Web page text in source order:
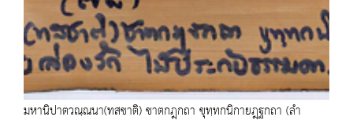
มหานิปาตวณฺณนา(ทสชาติ) ชาตกฎฺกถา ขุทฺทกนิกายฎฺฐกถา (ลำ